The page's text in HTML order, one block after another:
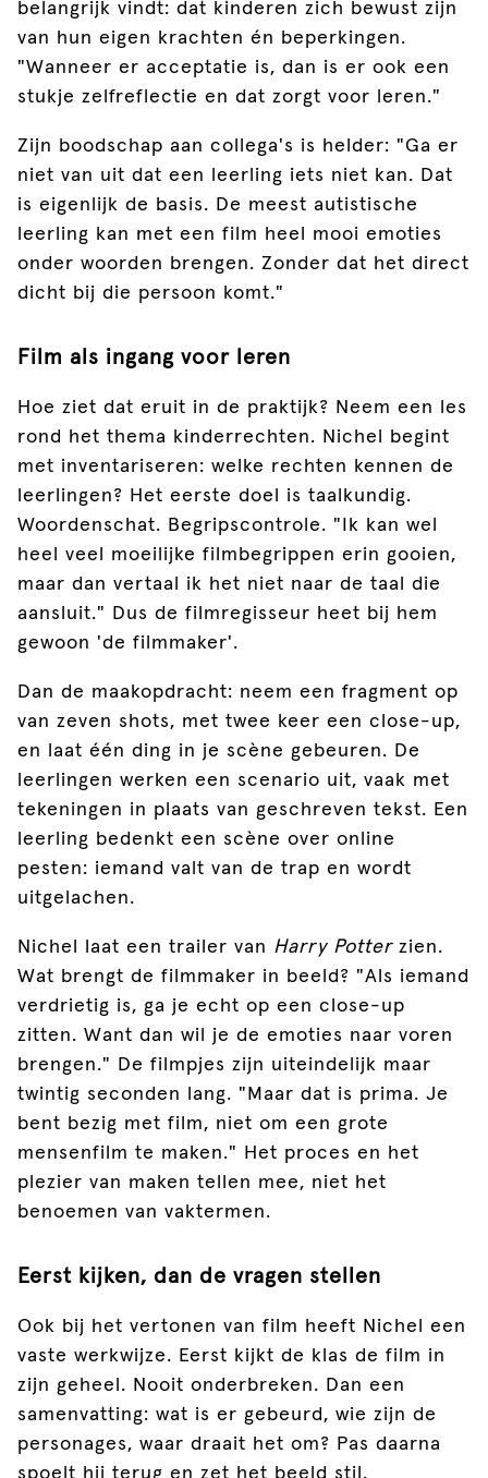
belangrijk vindt: dat kinderen zich bewust zijn
van hun eigen krachten én beperkingen.
"Wanneer er acceptatie is, dan is er ook een
stukje zelfreflectie en dat zorgt voor leren."
Zijn boodschap aan collega's is helder: "Ga er
niet van uit dat een leerling iets niet kan. Dat
is eigenlijk de basis. De meest autistische
leerling kan met een film heel mooi emoties
onder woorden brengen. Zonder dat het direct
dicht bij die persoon komt."
Film als ingang voor leren
Hoe ziet dat eruit in de praktijk? Neem een les
rond het thema kinderrechten. Nichel begint
met inventariseren: welke rechten kennen de
leerlingen? Het eerste doel is taalkundig.
Woordenschat. Begripscontrole. "Ik kan wel
heel veel moeilijke filmbegrippen erin gooien,
maar dan vertaal ik het niet naar de taal die
aansluit." Dus de filmregisseur heet bij hem
gewoon 'de filmmaker'.
Dan de maakopdracht: neem een fragment op
van zeven shots, met twee keer een close-up,
en laat één ding in je scène gebeuren. De
leerlingen werken een scenario uit, vaak met
tekeningen in plaats van geschreven tekst. Een
leerling bedenkt een scène over online
pesten: iemand valt van de trap en wordt
uitgelachen.
Nichel laat een trailer van Harry Potterzien.
Wat brengt de filmmaker in beeld? "Als iemand
verdrietig is, ga je echt op een close-up
zitten. Want dan wil je de emoties naar voren
brengen." De filmpjes zijn uiteindelijk maar
twintig seconden lang. "Maar dat is prima. Je
bent bezig met film, niet om een grote
mensenfilm te maken." Het proces en het
plezier van maken tellen mee, niet het
benoemen van vaktermen.
Eerst kijken, dan de vragen stellen
Ook bij het vertonen van film heeft Nichel een
vaste werkwijze. Eerst kijkt de klas de film in
zijn geheel. Nooit onderbreken. Dan een
samenvatting: wat is er gebeurd, wie zijn de
personages, waar draait het om? Pas daarna
spoelt hij terug en zet het beeld stil.